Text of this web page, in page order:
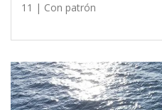
11 | Con patrón